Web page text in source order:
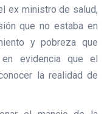
ex ministro de salud,
que no estaba en
y pobreza que
evidencia que el
la realidad de